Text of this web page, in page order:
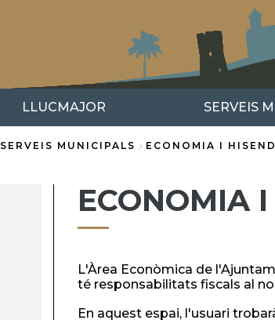
LLUCMAJOR SERVEIS
SERVEIS MUNICIPALS ECONOMIA I
ECONOMIA
L'Àrea Econòmica de
té responsabilitats fiscals al
En aquest espai, l'usuari